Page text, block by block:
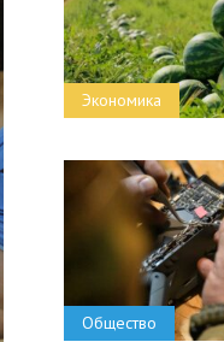
Экономика
Общество